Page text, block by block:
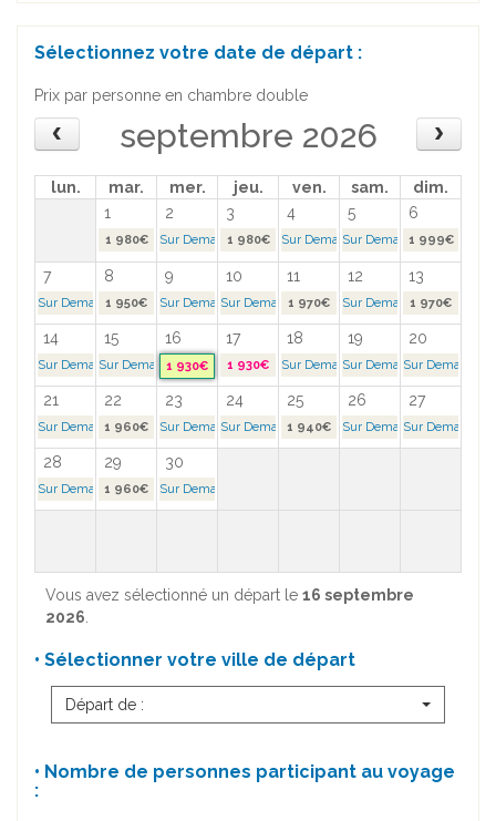
Sélectionnez votre date de départ :
Prix par personne en chambre double
septembre 2026
lun. mar. mer. jeu. ven. sam.
dim.
1
2 3 4 5 6
1 980€ Sur Demande >1 980€ Sur Demande >Sur Demande >1 999€
7 8 9 10 11 12 13
Sur Demande >1 950€ Sur Demande >Sur Demande >1 970€ Sur Demande >1 970€
14 15 16 17 18 19 20
Sur Demande >Sur Demande >1 930€ 1 930€ Sur Demande >Sur Demande >Sur Demande >
21 22 23 24 25 26 27
Sur Demande >1 960€ Sur Demande >Sur Demande >1 940€ Sur Demande >Sur Demande >
28 29 30
Sur Demande >1 960€ Sur Demande >
Vous avez sélectionné un départ le 16 septembre
2026.
• Sélectionner votre ville de départ
Départ de :
• Nombre de personnes participant au voyage
: